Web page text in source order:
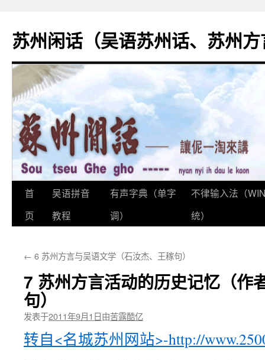
苏州闲话（吴语苏州话、苏州
跳
至
文
首
页
吴语拼音
教程
有声字典（单字
调）
不律输入法（
统）
← 6 苏州方言与吴语文学（石汝杰、王稼句）
7 苏州方言活动的历史记忆（作
句）
发表于2011年9月1日由苦露酷亿
转自<名城苏州网站>-http://